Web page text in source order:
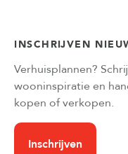
INSCHRIJVEN
Verhuisplannen?
wooninspiratie en
kopen of verkopen.
Inschrijven